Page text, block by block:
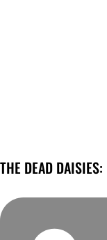
THE DEAD